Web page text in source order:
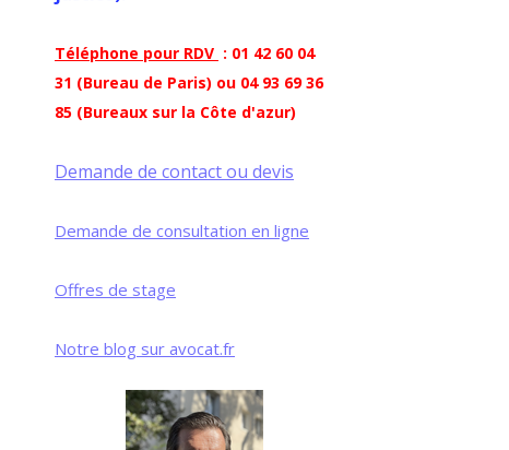
Téléphone pour RDV : 01 42 60 04
31 (Bureau de Paris) ou 04 93 69 36
85 (Bureaux sur la Côte d'azur)
Demande de contact ou devis
Demande de consultation en ligne
Offres de stage
Notre blog sur avocat.fr